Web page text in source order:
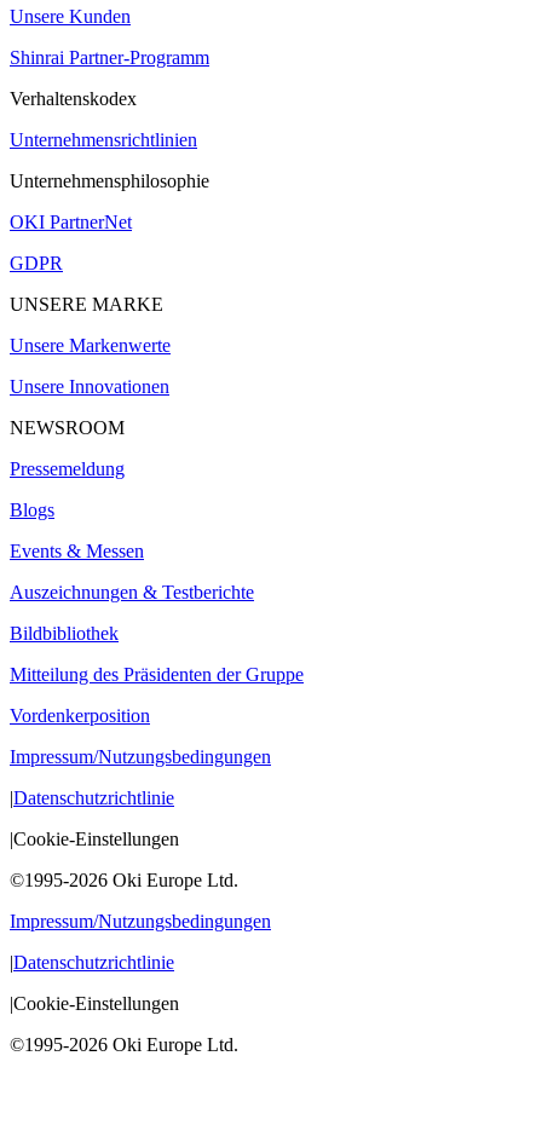
Unsere Kunden
Shinrai Partner-Programm
Verhaltenskodex
Unternehmensrichtlinien
Unternehmensphilosophie
OKI PartnerNet
GDPR
UNSERE MARKE
Unsere Markenwerte
Unsere Innovationen
NEWSROOM
Pressemeldung
Blogs
Events & Messen
Auszeichnungen & Testberichte
Bildbibliothek
Mitteilung des Präsidenten der Gruppe
Vordenkerposition
Impressum/Nutzungsbedingungen
|Datenschutzrichtlinie
|Cookie-Einstellungen
©1995-2026 Oki Europe Ltd.
Impressum/Nutzungsbedingungen
|Datenschutzrichtlinie
|Cookie-Einstellungen
©1995-2026 Oki Europe Ltd.